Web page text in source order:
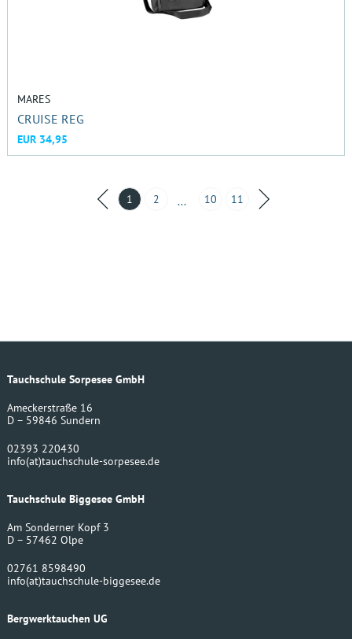
MARES
CRUISE REG
EUR 34,95
1 2 ... 10 11
Tauchschule Sorpesee GmbH
Ameckerstraße 16
D – 59846 Sundern
02393 220430
info(at)tauchschule-sorpesee.de
Tauchschule Biggesee GmbH
Am Sonderner Kopf 3
D – 57462 Olpe
02761 8598490
info(at)tauchschule-biggesee.de
Bergwerktauchen UG